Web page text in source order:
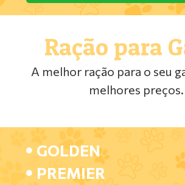
Ração para
A melhor ração para o seu
melhores preços.
GOLDEN
PREMIER